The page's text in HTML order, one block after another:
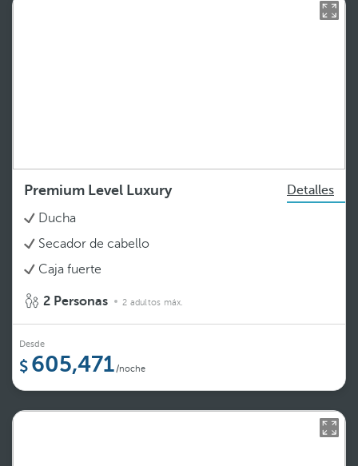
Premium Level Luxury
Detalles
Ducha
Secador de cabello
Caja fuerte
2 Personas 2 adultos máx.
Desde
605,471/noche